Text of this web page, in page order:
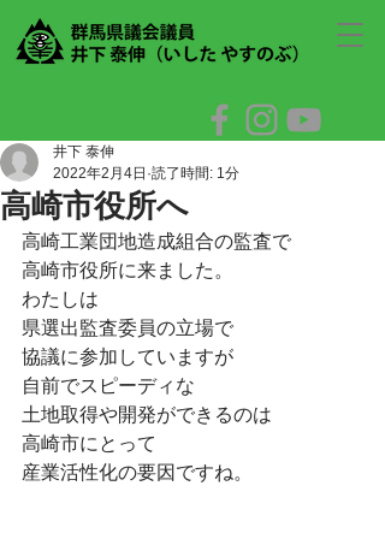
高崎市役所へ
井下 泰伸
2022年2月4日 読了時間: 1分
高崎工業団地造成組合の監査で
高崎市役所に来ました。
わたしは
県選出監査委員の立場で
協議に参加していますが
自前でスピーディな
土地取得や開発ができるのは
高崎市にとって
産業活性化の要因ですね。